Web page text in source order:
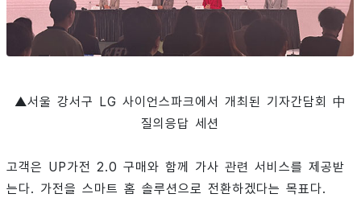
▲서울 강서구 LG 사이언스파크에서 개최된 기자간담회 中
질의응답 세션
고객은 UP가전 2.0 구매와 함께 가사 관련 서비스를 제공받
는다. 가전을 스마트 홈 솔루션으로 전환하겠다는 목표다.